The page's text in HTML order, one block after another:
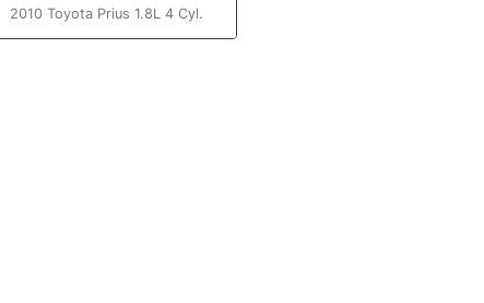
2010 Toyota Prius 1.8L 4 Cyl.